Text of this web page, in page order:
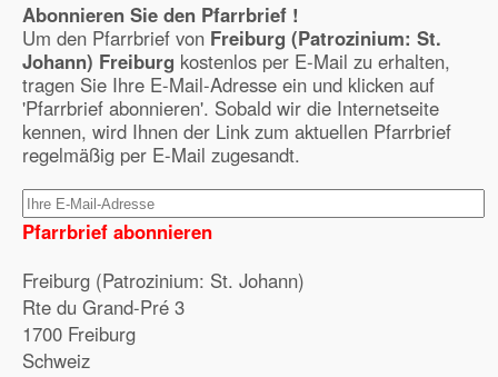
Abonnieren Sie den Pfarrbrief !
Um den Pfarrbrief von Freiburg (Patrozinium: St.
Johann) Freiburg kostenlos per E-Mail zu erhalten,
tragen Sie Ihre E-Mail-Adresse ein und klicken auf
'Pfarrbrief abonnieren'. Sobald wir die Internetseite
kennen, wird Ihnen der Link zum aktuellen Pfarrbrief
regelmäßig per E-Mail zugesandt.
Pfarrbrief abonnieren
Freiburg (Patrozinium: St. Johann)
Rte du Grand-Pré 3
1700 Freiburg
Schweiz